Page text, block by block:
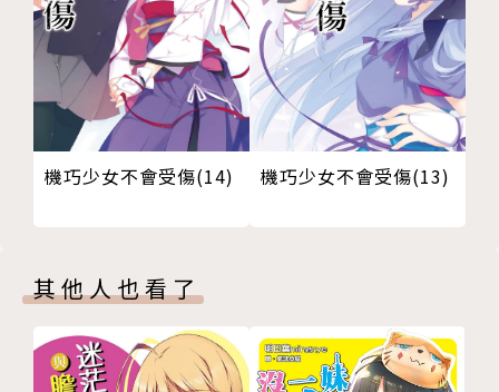
機巧少女不會受傷(14) 機巧少女不會受傷(13)
其他人也看了